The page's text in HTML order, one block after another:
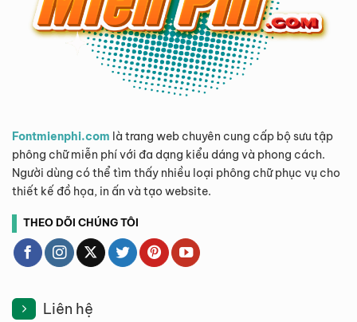
Fontmienphi.com là trang web chuyên cung cấp bộ sưu tập
phông chữ miễn phí với đa dạng kiểu dáng và phong cách.
Người dùng có thể tìm thấy nhiều loại phông chữ phục vụ cho
thiết kế đồ họa, in ấn và tạo website.
THEO DÕI CHÚNG TÔI
Liên hệ